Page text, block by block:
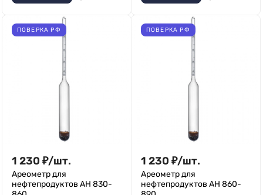
ПОВЕРКА РФ
1 230 ₽/шт.
Ареометр для
нефтепродуктов АН 830-
ПОВЕРКА РФ
1 230 ₽/шт.
Ареометр для
нефтепродуктов АН 860-